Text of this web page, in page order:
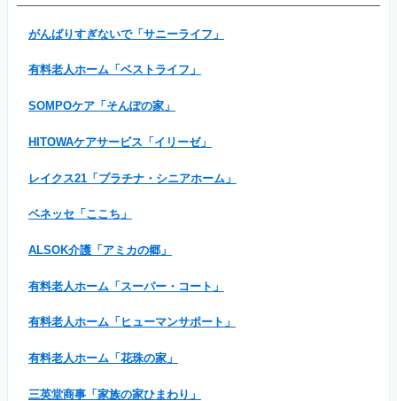
がんばりすぎないで「サニーライフ」
有料老人ホーム「ベストライフ」
SOMPOケア「そんぽの家」
HITOWAケアサービス「イリーゼ」
レイクス21「プラチナ・シニアホーム」
ベネッセ「ここち」
ALSOK介護「アミカの郷」
有料老人ホーム「スーパー・コート」
有料老人ホーム「ヒューマンサポート」
有料老人ホーム「花珠の家」
三英堂商事「家族の家ひまわり」